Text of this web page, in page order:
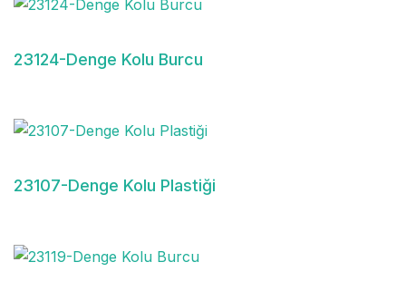
23124-Denge Kolu Burcu
23107-Denge Kolu Plastiği